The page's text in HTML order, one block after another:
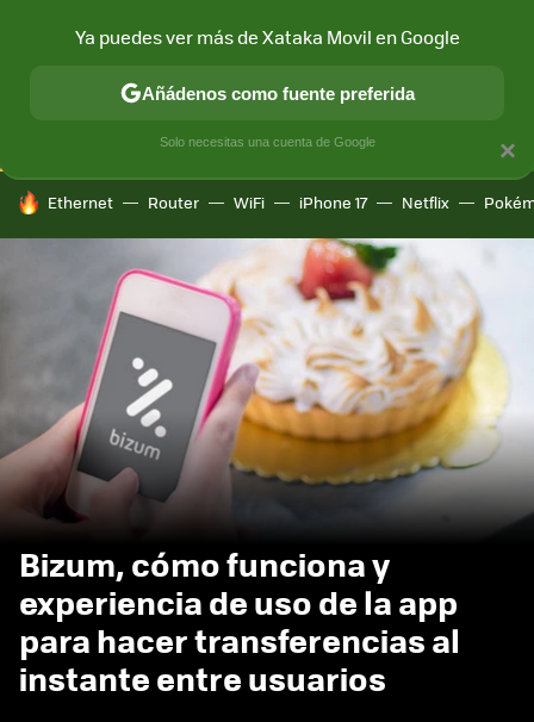
CONECTIVIDAD MÓVIL Y SOCIEDAD APLICACIONES
HOY SE HABLA DE
Ethernet Router WiFi iPhone 17 Netflix
Bizum, cómo funciona y
experiencia de uso de la app
para hacer transferencias al
instante entre usuarios
×
Ya puedes ver más de Xataka Movil en Google
Añádenos como fuente preferida
Solo necesitas una cuenta de Google